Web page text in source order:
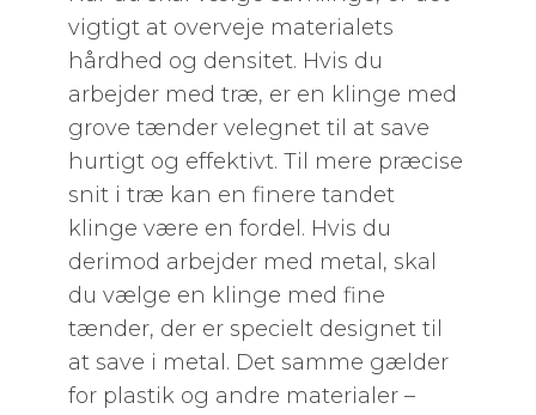
vigtigt at overveje materialets
hårdhed og densitet. Hvis du
arbejder med træ, er en klinge med
grove tænder velegnet til at save
hurtigt og effektivt. Til mere præcise
snit i træ kan en finere tandet
klinge være en fordel. Hvis du
derimod arbejder med metal, skal
du vælge en klinge med fine
tænder, der er specielt designet til
at save i metal. Det samme gælder
for plastik og andre materialer –